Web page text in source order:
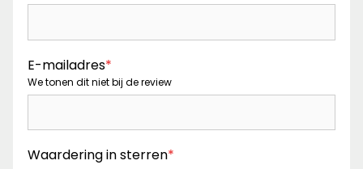
E-mailadres*
We tonen dit niet bij de review
Waardering in sterren*